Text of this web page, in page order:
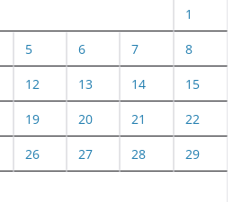
1
5 6 7 8
12 13 14 15
19 20 21 22
26 27 28 29